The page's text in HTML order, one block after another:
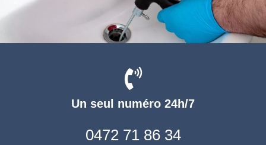
Un seul numéro 24h/7
0472 71 86 34